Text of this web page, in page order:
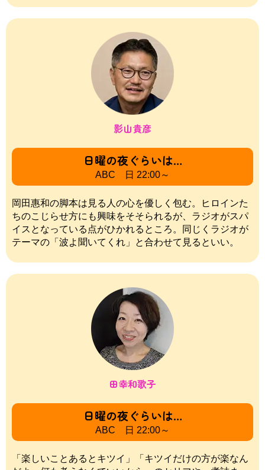
影山貴彦
日曜の夜ぐらいは…
ABC 日 22:00～
岡田惠和の脚本は見る人の心を優しく包む。ヒロインた
ちのこじらせ方にも興味をそそられるが、ラジオがスパ
イスとなっている点がひかれるところ。同じくラジオが
テーマの「波よ聞いてくれ」と合わせて見るといい。
田幸和歌子
日曜の夜ぐらいは…
ABC 日 22:00～
「楽しいことあるとキツイ」「キツイだけの方が楽なん